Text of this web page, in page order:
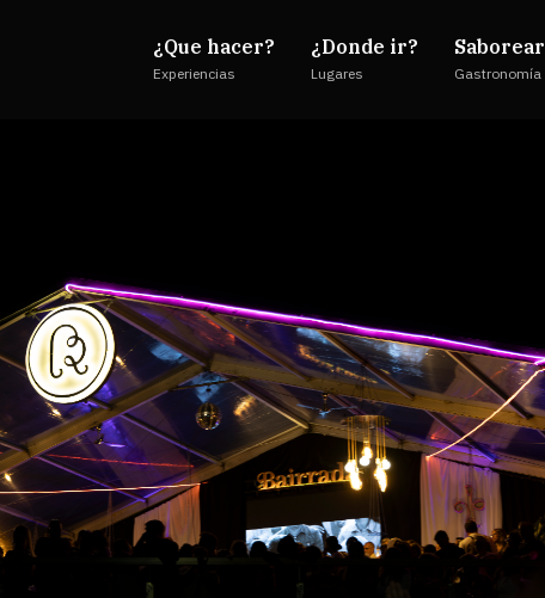
¿Que hacer?
Experiencias
¿Donde ir?
Lugares
Saborear
Gastronomía